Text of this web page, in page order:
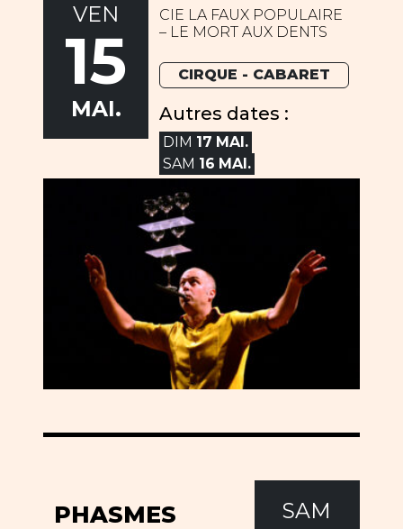
CIE LA FAUX POPULAIRE
– LE MORT AUX DENTS
CIRQUE - CABARET
Autres dates :
SAM 16 MAI.
DIM 17 MAI.
VEN
15
MAI.
PHASMES SAM